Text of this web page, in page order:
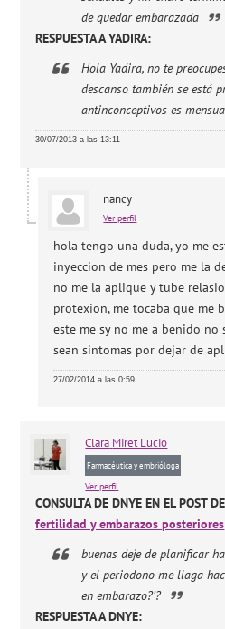
de quedar embarazada
RESPUESTA A YADIRA:
Hola Yadira, no te
descanso también se está
antinconceptivos es
30/07/2013 a las 13:11
nancy
Ver perfil
hola tengo una duda, yo me
inyeccion de mes pero me la
no me la aplique y tube
protexion, me tocaba que me
este me sy no me a benido no
sean sintomas por dejar de
27/02/2014 a las 0:59
Clara Miret Lucio
Farmacéutica y embrióloga
Ver perfil
CONSULTA DE DNYE EN EL POST
fertilidad y embarazos posteriores
buenas deje de planificar
y el periodono me llaga
en embarazo?’?
RESPUESTA A DNYE: